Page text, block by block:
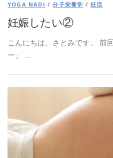
YOGA NADI /分子栄養学 /妊活
妊娠したい②
こんにちは、さとみです。 前
ー」 …